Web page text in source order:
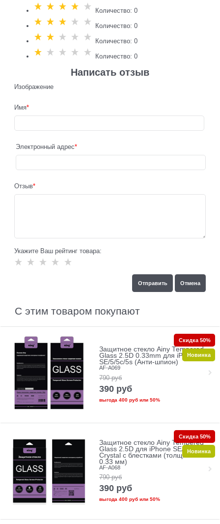
Количество: 0
Количество: 0
Количество: 0
Количество: 0
Написать отзыв
Изображение
Имя
Электронный адрес
Отзыв
Укажите Ваш рейтинг товара:
С этим товаром покупают
Защитное стекло Ainy Tempered
Glass 2.5D 0.33mm для iPhone
SE/5/5c/5s (Анти-шпион)
AF-A069
790 руб
390 руб
выгода 400 рубили 50%
Скидка 50%
Новинка
Защитное стекло Ainy Tempered
Glass 2.5D для iPhone SE/5/5c/5s
Crystal с блестками (толщина
0.33 мм)
AF-A068
790 руб
390 руб
выгода 400 рубили 50%
Скидка 50%
Новинка